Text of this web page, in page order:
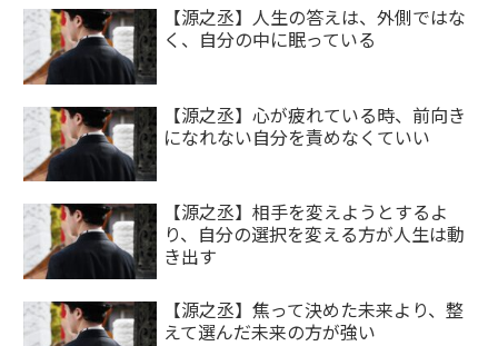
【源之丞】人生の答えは、外側ではな
く、自分の中に眠っている
【源之丞】心が疲れている時、前向き
になれない自分を責めなくていい
【源之丞】相手を変えようとするよ
り、自分の選択を変える方が人生は動
き出す
【源之丞】焦って決めた未来より、整
えて選んだ未来の方が強い